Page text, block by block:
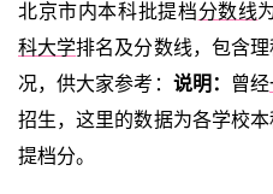
北京市内本科批提档分数线
科大学排名及分数线，包含
况，供大家参考： 说明： 曾经
招生，这里的数据为各学校
提档分。